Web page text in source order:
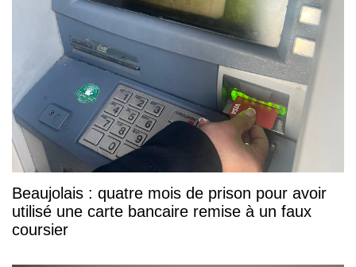
Beaujolais : quatre mois de prison pour avoir
utilisé une carte bancaire remise à un faux
coursier